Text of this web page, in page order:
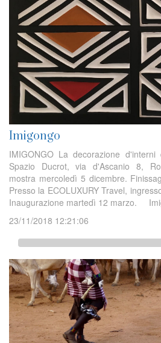
Imigongo
IMIGONGO La decorazione
Spazio Ducrot, via d'Ascanio 8,
mostra mercoledì 5 dicembre.
Presso la ECOLUXURY Travel,
Inaugurazione martedì 12 marzo.
23/11/2018 12:21:06